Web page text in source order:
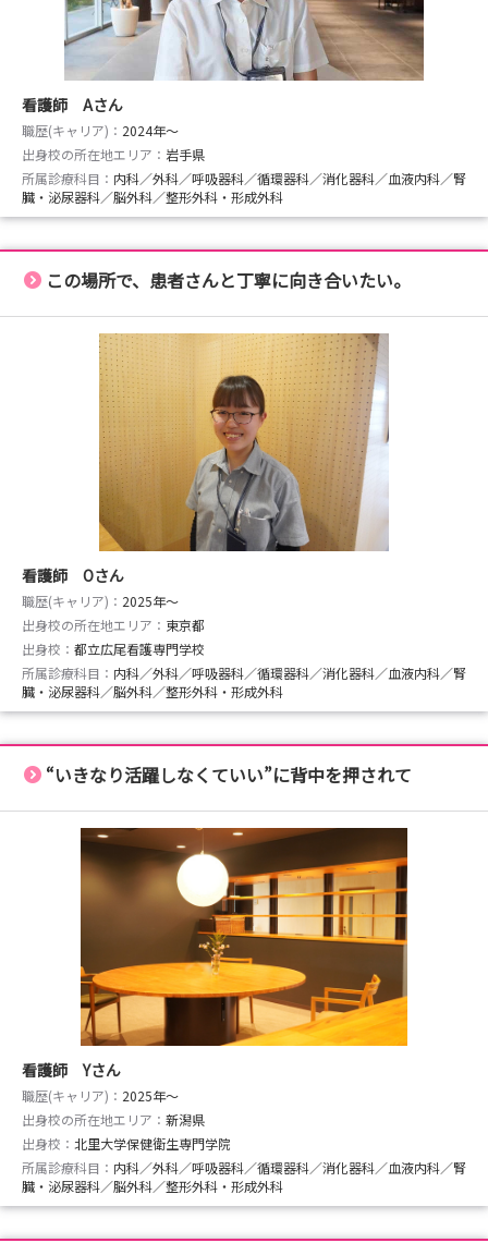
看護師 Aさん
職歴(キャリア)： 2024年〜
出身校の所在地エリア： 岩手県
所属診療科目： 内科／外科／呼吸器科／循環器科／消化器科／血液内科／腎
臓・泌尿器科／脳外科／整形外科・形成外科
この場所で、患者さんと丁寧に向き合いたい。
看護師 Oさん
職歴(キャリア)： 2025年〜
出身校の所在地エリア： 東京都
出身校： 都立広尾看護専門学校
所属診療科目： 内科／外科／呼吸器科／循環器科／消化器科／血液内科／腎
臓・泌尿器科／脳外科／整形外科・形成外科
“いきなり活躍しなくていい”に背中を押されて
看護師 Yさん
職歴(キャリア)： 2025年〜
出身校の所在地エリア： 新潟県
出身校： 北里大学保健衛生専門学院
所属診療科目： 内科／外科／呼吸器科／循環器科／消化器科／血液内科／腎
臓・泌尿器科／脳外科／整形外科・形成外科